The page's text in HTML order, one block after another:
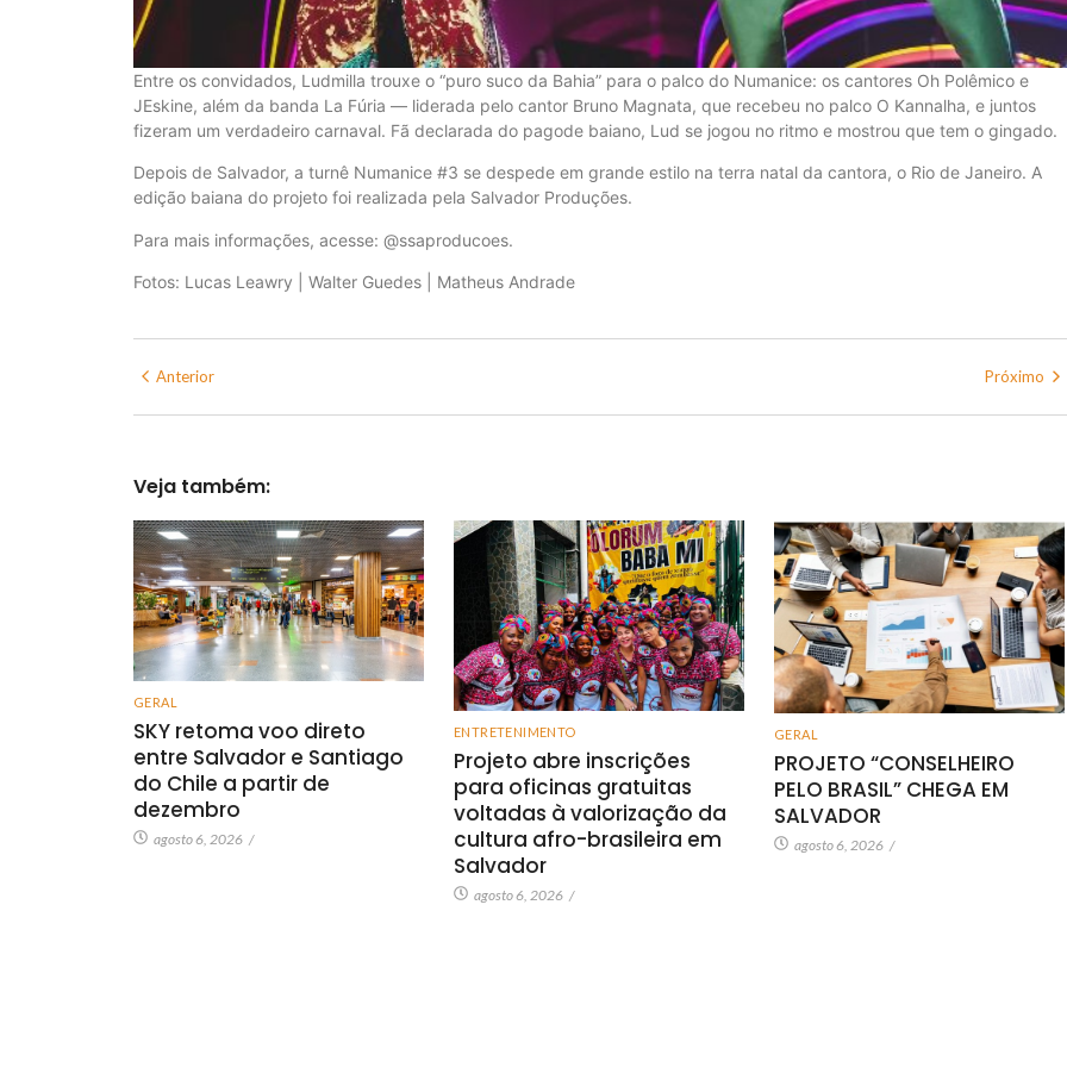
Entre os convidados, Ludmilla trouxe o “puro suco da Bahia” para o palco do Numanice: os cantores Oh Polêmico e
JEskine, além da banda La Fúria — liderada pelo cantor Bruno Magnata, que recebeu no palco O Kannalha, e juntos
fizeram um verdadeiro carnaval. Fã declarada do pagode baiano, Lud se jogou no ritmo e mostrou que tem o gingado.
Depois de Salvador, a turnê Numanice #3 se despede em grande estilo na terra natal da cantora, o Rio de Janeiro. A
edição baiana do projeto foi realizada pela Salvador Produções.
Para mais informações, acesse: @ssaproducoes.
Fotos: Lucas Leawry | Walter Guedes | Matheus Andrade
Anterior Próximo
Veja também:
GERAL
SKY retoma voo direto
entre Salvador e Santiago
do Chile a partir de
dezembro
agosto 6, 2026 /
ENTRETENIMENTO
Projeto abre inscrições
para oficinas gratuitas
voltadas à valorização da
cultura afro-brasileira em
Salvador
agosto 6, 2026 /
GERAL
PROJETO “CONSELHEIRO
PELO BRASIL” CHEGA EM
SALVADOR
agosto 6, 2026 /